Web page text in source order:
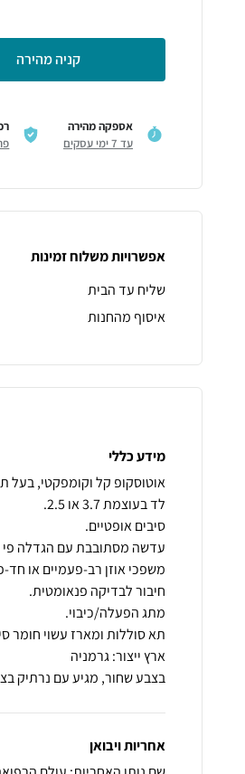
קניה מהירה
אספקה מהירה
עד 7 ימי עסקים
אפשרויות משלוח זמינות
שליח עד הבית
איסוף מהחנות
מידע כללי
בצבע שחור, מגיע עם נרתיק
אחריות ויבואן